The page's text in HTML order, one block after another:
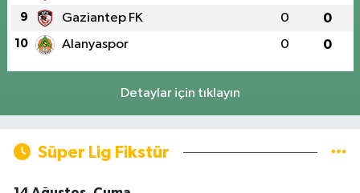
9 Gaziantep FK 0 0
10 Alanyaspor 0 0
Detaylar için tıklayın
Süper Lig Fikstür